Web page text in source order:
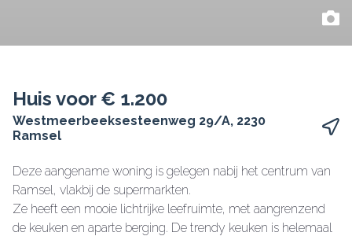
Huis voor € 1.200
Westmeerbeeksesteenweg 29/A, 2230
Ramsel
Deze aangename woning is gelegen nabij het centrum van
Ramsel, vlakbij de supermarkten.
Ze heeft een mooie lichtrijke leefruimte, met aangrenzend
de keuken en aparte berging. De trendy keuken is helemaal